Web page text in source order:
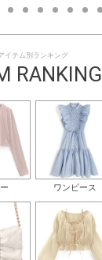
イテム別ランキング
RANKING
ワンピース